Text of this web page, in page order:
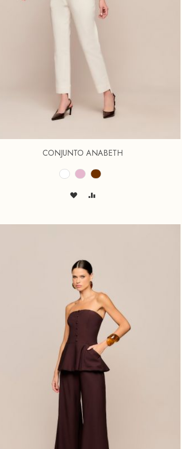
CONJUNTO ANABETH